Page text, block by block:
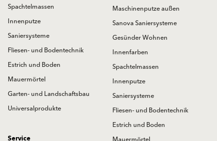
Spachtelmassen
Innenputze
Saniersysteme
Fliesen- und Bodentechnik
Estrich und Boden
Mauermörtel
Garten- und Landschaftsbau
Universalprodukte
Maschinenputze außen
Sanova Saniersysteme
Gesünder Wohnen
Innenfarben
Spachtelmassen
Innenputze
Saniersysteme
Fliesen- und Bodentechnik
Estrich und Boden
Service